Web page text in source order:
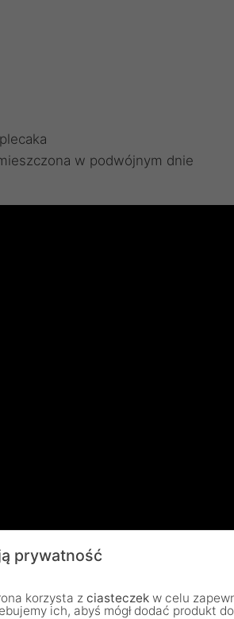
w podwójnym dnie
prywatność
korzysta z ciasteczek w celu
ich, abyś mógł dodać produkt